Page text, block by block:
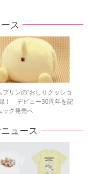
ス
プリンの“おしりクッショ
！ デビュー30周年を記
ック発売へ
ュース